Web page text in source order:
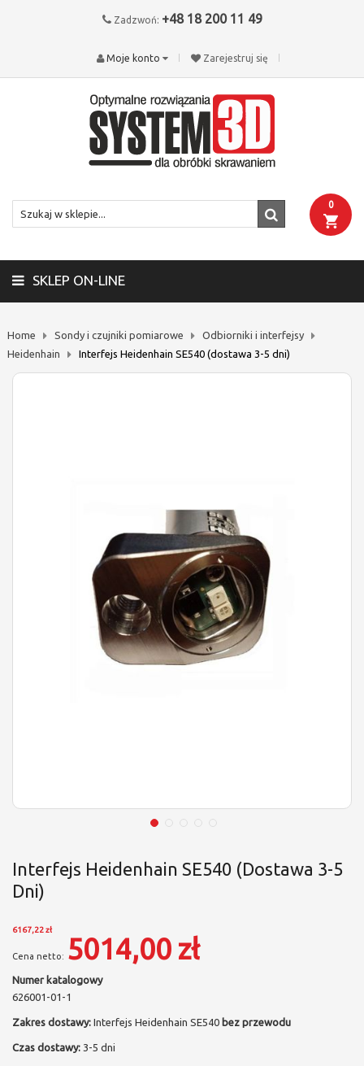
Zadzwoń: +48 18 200 11 49
Zarejestruj się
Moje konto
0
SKLEP ON-LINE
Home Sondy i czujniki pomiarowe
Odbiorniki i interfejsy
Heidenhain
Interfejs Heidenhain SE540 (dostawa 3-5 dni)
Interfejs Heidenhain SE540 (dostawa 3-5
Dni)
6167,22 zł
5014,00 zł
Numer katalogowy
626001-01-1
Zakres dostawy: Interfejs Heidenhain SE540 bez przewodu
Czas dostawy: 3-5 dni